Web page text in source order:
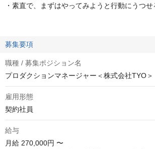
・素直で、まずはやってみようと行動にうつせ
募集要項
職種 / 募集ポジション名
プロダクションマネージャー＜株式会社TYO＞
雇用形態
契約社員
給与
月給 270,000円 〜